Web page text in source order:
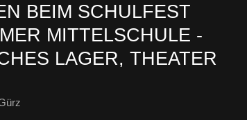
BEIM SCHULFEST
MITTELSCHULE -
LAGER, THEATER